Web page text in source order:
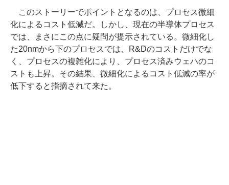
このストーリーでポイントとなるのは、プロセス微細
化によるコスト低減だ。しかし、現在の半導体プロセス
では、まさにこの点に疑問が提示されている。微細化し
た20nmから下のプロセスでは、R&Dのコストだけでな
く、プロセスの複雑化により、プロセス済みウェハのコ
ストも上昇。その結果、微細化によるコスト低減の率が
低下すると指摘されて来た。